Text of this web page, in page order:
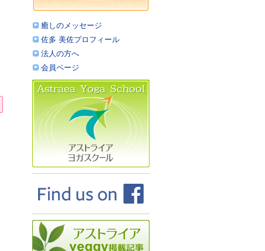
癒しのメッセージ
佐多 美佐プロフィール
法人の方へ
会員ページ